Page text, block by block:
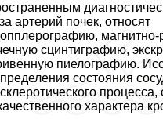
артерий почек, относят
сцинтиграфию,
пиелографию.
состояния
процесса,
хаpaктера